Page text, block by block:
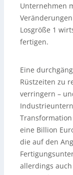
Unternehmen
Losgröße 1
fertigen.
Eine
Rüstzeiten zu
verringern –
eine Billion
die auf den
allerdings